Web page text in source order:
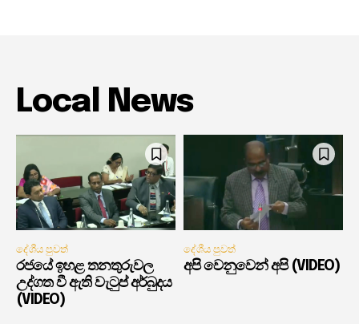
Local News
දේශීය පුවත්
රජයේ ඉහළ තනතුරුවල
උද්ගත වී ඇති වැටුප් අර්බුදය
(VIDEO)
දේශීය පුවත්
අපි වෙනුවෙන් අපි (VIDEO)